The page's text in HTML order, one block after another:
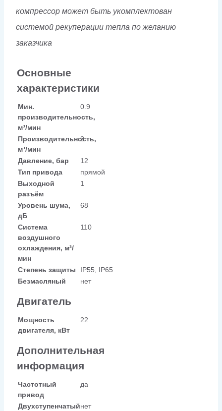
компрессор может быть укомплектован
системой рекуперации тепла по желанию
заказчика
Основные
характеристики
Мин.
производительность,
м³/мин
0.9
Производительность,
м³/мин
3
Давление, бар
12
Тип привода
прямой
Выходной
разъём
1
Уровень шума,
дБ
68
Система
воздушного
охлаждения, м³/
мин
110
Степень защиты
IP55, IP65
Безмасляный
нет
Двигатель
Мощность
двигателя, кВт
22
Дополнительная
информация
Частотный
привод
да
Двухступенчатыйнет